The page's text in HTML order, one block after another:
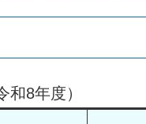
和8年度）